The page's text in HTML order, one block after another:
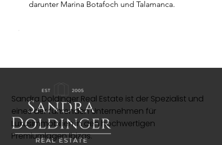
darunter Marina Botafoch und Talamanca.
Sandra Doldinger Real Estate ist der Spezialist und
eines der führenden Unternehmen für
Luxusimmobilien in den hochwertigen
Premiumlagen Ibizas.